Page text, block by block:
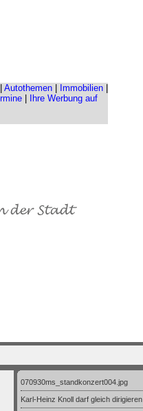
Autothemen Immobilien
|
Ihre Werbung auf
070930ms_standkonzert004.jpg
Karl-Heinz Knoll darf gleich dirigieren